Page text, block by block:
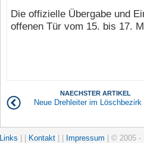
Die offizielle Übergabe und
offenen Tür vom 15. bis 17.
NAECHSTER ARTIKEL
Neue Drehleiter im Löschbezirk
Links Kontakt Impressum | © 2005 -